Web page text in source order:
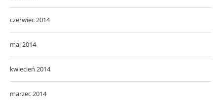
czerwiec 2014
maj 2014
kwiecień 2014
marzec 2014